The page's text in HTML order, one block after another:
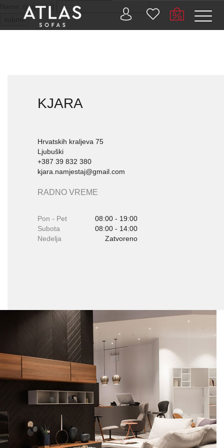
Name: (required)
submit
ZAŠTO
ATLAS?
AKTUELNOSTI
KONTAKT
BUSINESS
SERVICES
EN
KJARA
Hrvatskih kraljeva 75
Ljubuški
+387 39 832 380
kjara.namjestaj@gmail.com
RADNO VREME
Pon - Pet
08:00 - 19:00
Subota
08:00 - 14:00
Nedelja
Zatvoreno